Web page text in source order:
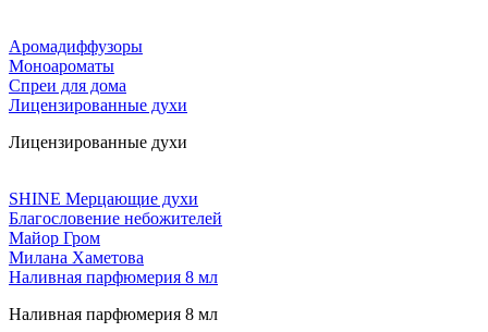
Аромадиффузоры
Моноароматы
Спреи для дома
Лицензированные духи
Лицензированные духи
SHINE Мерцающие духи
Благословение небожителей
Майор Гром
Милана Хаметова
Наливная парфюмерия 8 мл
Наливная парфюмерия 8 мл